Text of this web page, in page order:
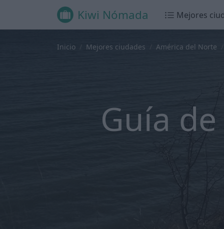
Kiwi Nómada Mejores
Inicio Mejores ciudades América del Norte
Guía